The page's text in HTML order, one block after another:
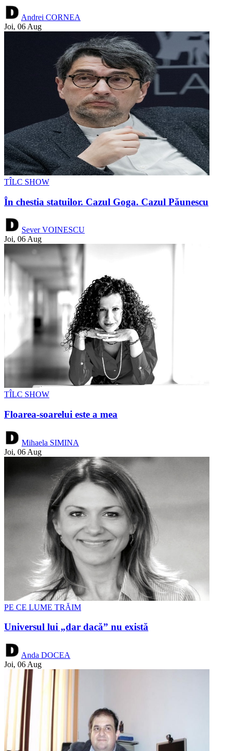
Andrei CORNEA
Joi, 06 Aug
TÎLC SHOW
În chestia statuilor. Cazul Goga. Cazul Păunescu
Sever VOINESCU
Joi, 06 Aug
TÎLC SHOW
Floarea-soarelui este a mea
Mihaela SIMINA
Joi, 06 Aug
PE CE LUME TRĂIM
Universul lui „dar dacă” nu există
Anda DOCEA
Joi, 06 Aug